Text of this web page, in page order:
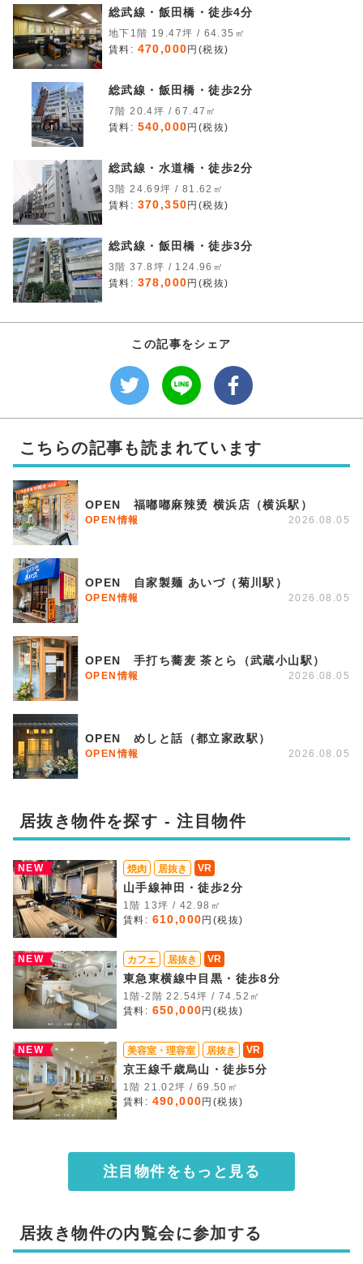
総武線・飯田橋・徒歩4分
地下1階 19.47坪 / 64.35㎡
賃料: 470,000 円(税抜)
総武線・飯田橋・徒歩2分
7階 20.4坪 / 67.47㎡
賃料: 540,000 円(税抜)
総武線・水道橋・徒歩2分
3階 24.69坪 / 81.62㎡
賃料: 370,350 円(税抜)
総武線・飯田橋・徒歩3分
3階 37.8坪 / 124.96㎡
賃料: 378,000 円(税抜)
この記事をシェア
こちらの記事も読まれています
OPEN 福嘟嘟麻辣烫 横浜店（横浜駅）
OPEN情報 2026.08.05
OPEN 自家製麺 あいづ（菊川駅）
OPEN情報 2026.08.05
OPEN 手打ち蕎麦 茶とら（武蔵小山駅）
OPEN情報 2026.08.05
OPEN めしと話（都立家政駅）
OPEN情報 2026.08.05
居抜き物件を探す - 注目物件
NEW 焼肉 居抜き VR
山手線神田・徒歩2分
1階 13坪 / 42.98㎡
賃料: 610,000 円(税抜)
NEW カフェ 居抜き VR
東急東横線中目黒・徒歩8分
1階-2階 22.54坪 / 74.52㎡
賃料: 650,000 円(税抜)
NEW 美容室・理容室 居抜き VR
京王線千歳烏山・徒歩5分
1階 21.02坪 / 69.50㎡
賃料: 490,000 円(税抜)
注目物件をもっと見る
居抜き物件の内覧会に参加する